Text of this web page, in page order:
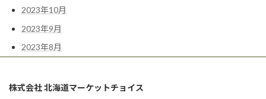
2023年10月
2023年9月
2023年8月
株式会社 北海道マーケットチョイス